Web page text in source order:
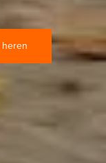
heren